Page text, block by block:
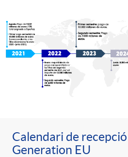
i
Calendari de
Generation EU